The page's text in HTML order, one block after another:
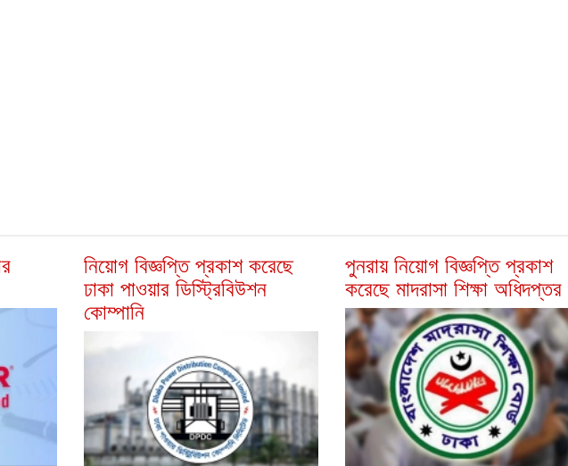
নিয়োগ বিজ্ঞপ্তি প্রকাশ করেছে
ঢাকা পাওয়ার ডিস্ট্রিবিউশন
কোম্পানি
পুনরায় নিয়োগ বিজ্ঞপ্তি প্রকাশ
করেছে মাদরাসা শিক্ষা অধিদপ্তর